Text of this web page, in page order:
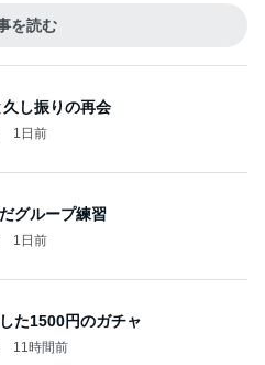
1日前
た1500円のガチャ
11時間前
の蓄えで生活
13時間前